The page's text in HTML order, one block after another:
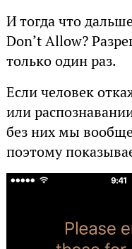
И тогда что
Don’t Allow?
только один раз.
Если человек
или
без них мы
поэтому